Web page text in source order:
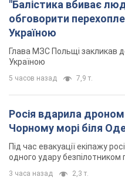
"Балістика вбиває
обговорити
Україною
Глава МЗС Польщі закликав
Україною
5 часов назад 7,9 т.
Росія вдарила
Чорному морі біля
Під час евакуації екіпажу
одного удару безпілотником
3 часа назад 2,3 т.